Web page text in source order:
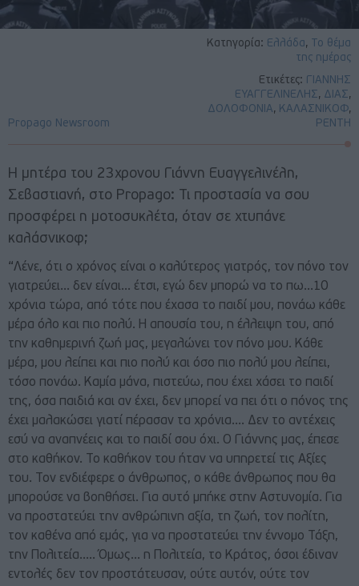
Κατηγορία: Ελλάδα, Το θέμα
της ημέρας
Ετικέτες: ΓΙΑΝΝΗΣ
ΕΥΑΓΓΕΛΙΝΕΛΗΣ, ΔΙΑΣ,
ΔΟΛΟΦΟΝΙΑ, ΚΑΛΑΣΝΙΚΟΦ,
ΡΕΝΤΗ
Propago Newsroom
Η μητέρα του 23χρονου Γιάννη Ευαγγελινέλη,
Σεβαστιανή, στο Propago: Τι προστασία να σου
προσφέρει η μοτοσυκλέτα, όταν σε χτυπάνε
καλάσνικοφ;
“Λένε, ότι ο χρόνος είναι ο καλύτερος γιατρός, τον πόνο τον
γιατρεύει… δεν είναι… έτσι, εγώ δεν μπορώ να το πω…10
χρόνια τώρα, από τότε που έχασα το παιδί μου, πονάω κάθε
μέρα όλο και πιο πολύ. Η απουσία του, η έλλειψη του, από
την καθημερινή ζωή μας, μεγαλώνει τον πόνο μου. Κάθε
μέρα, μου λείπει και πιο πολύ και όσο πιο πολύ μου λείπει,
τόσο πονάω. Καμία μάνα, πιστεύω, που έχει χάσει το παιδί
της, όσα παιδιά και αν έχει, δεν μπορεί να πει ότι ο πόνος της
έχει μαλακώσει γιατί πέρασαν τα χρόνια…. Δεν το αντέχεις
εσύ να αναπνέεις και το παιδί σου όχι. Ο Γιάννης μας, έπεσε
στο καθήκον. Το καθήκον του ήταν να υπηρετεί τις Αξίες
του. Τον ενδιέφερε ο άνθρωπος, ο κάθε άνθρωπος που θα
μπορούσε να βοηθήσει. Για αυτό μπήκε στην Αστυνομία. Για
να προστατεύει την ανθρώπινη αξία, τη ζωή, τον πολίτη,
τον καθένα από εμάς, για να προστατεύει την έννομο Τάξη,
την Πολιτεία….. Όμως… η Πολιτεία, το Κράτος, όσοι έδιναν
εντολές δεν τον προστάτευσαν, ούτε αυτόν, ούτε τον